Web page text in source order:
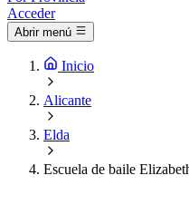
Acceder
Abrir menú
Inicio
Alicante
Elda
Escuela de baile